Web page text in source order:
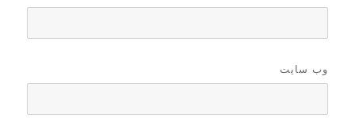
وب‌ سایت